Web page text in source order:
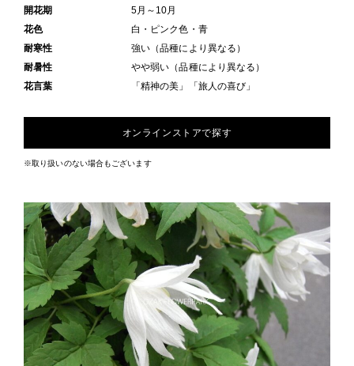
開花期
5月～10月
花色
白・ピンク色・青
耐寒性
強い（品種により異なる）
耐暑性
やや弱い（品種により異なる）
花言葉
「精神の美」「旅人の喜び」
オンラインストアで探す
※取り扱いのない場合もございます